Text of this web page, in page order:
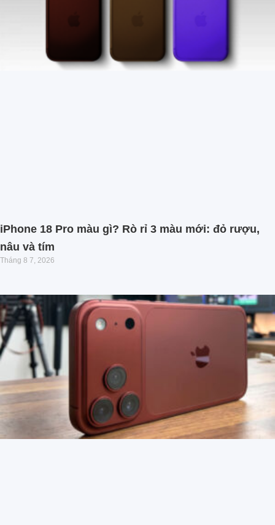
iPhone 18 Pro màu gì? Rò rỉ 3 màu mới: đỏ rượu,
nâu và tím
Tháng 8 7, 2026